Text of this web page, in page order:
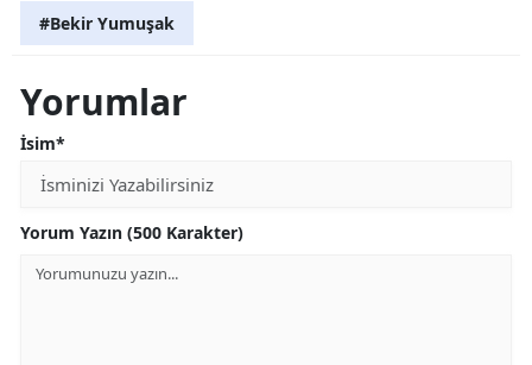
#Bekir Yumuşak
Yorumlar
İsim*
Yorum Yazın (500 Karakter)